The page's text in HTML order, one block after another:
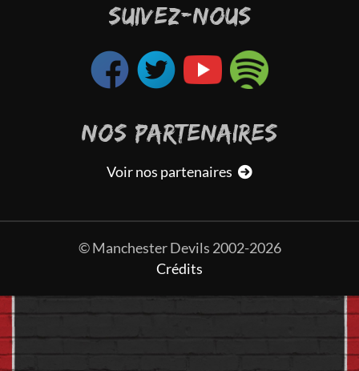
SUIVEZ-NOUS
NOS PARTENAIRES
Voir nos partenaires
© Manchester Devils 2002-2026
Crédits